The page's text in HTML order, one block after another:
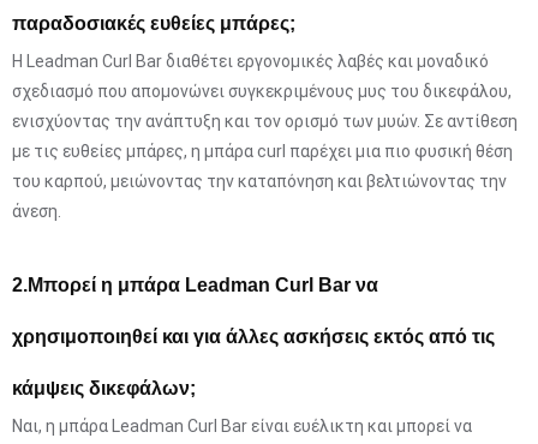
παραδοσιακές ευθείες μπάρες;
Η Leadman Curl Bar διαθέτει εργονομικές λαβές και μοναδικό
σχεδιασμό που απομονώνει συγκεκριμένους μυς του δικεφάλου,
ενισχύοντας την ανάπτυξη και τον ορισμό των μυών. Σε αντίθεση
με τις ευθείες μπάρες, η μπάρα curl παρέχει μια πιο φυσική θέση
του καρπού, μειώνοντας την καταπόνηση και βελτιώνοντας την
άνεση.
2.Μπορεί η μπάρα Leadman Curl Bar να
χρησιμοποιηθεί και για άλλες ασκήσεις εκτός από τις
κάμψεις δικεφάλων;
Ναι, η μπάρα Leadman Curl Bar είναι ευέλικτη και μπορεί να